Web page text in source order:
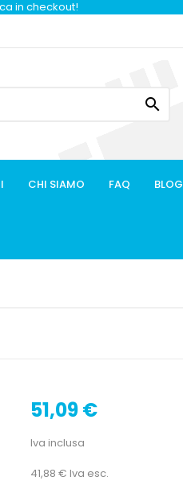
in checkout!

CHI SIAMO FAQ BLOG
51,09 €
Iva inclusa
41,88 € Iva esc.